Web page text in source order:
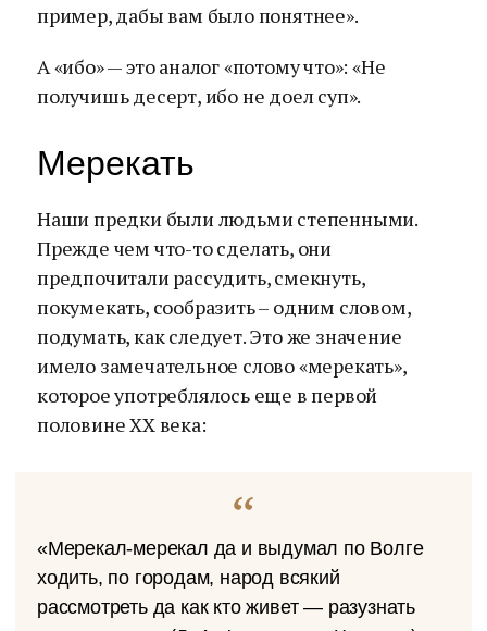
пример, дабы вам было понятнее».
А «ибо» — это аналог «потому что»: «Не
получишь десерт, ибо не доел суп».
Мерекать
Наши предки были людьми степенными.
Прежде чем что-то сделать, они
предпочитали рассудить, смекнуть,
покумекать, сообразить – одним словом,
подумать, как следует. Это же значение
имело замечательное слово «мерекать»,
которое употреблялось еще в первой
половине XX века:
«Мерекал-мерекал да и выдумал по Волге
ходить, по городам, народ всякий
рассмотреть да как кто живет — разузнать